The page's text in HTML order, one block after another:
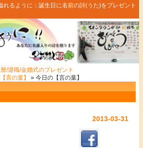
れるように：誕生日に名前の詩(うた)をプレゼント
/退職/金婚式のプレゼント
言の葉】 » 今日の【言の葉】
2013-03-31